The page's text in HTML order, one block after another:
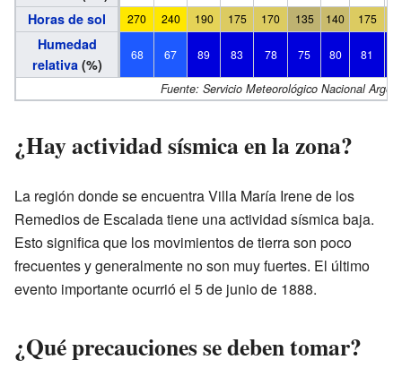
Horas de sol 270 240 190 175 170 135 140 175
Humedad
relativa (%)
68 67 89 83 78 75 80 81
Fuente: Servicio Meteorológico Nacional
¿Hay actividad sísmica en la zona?
La región donde se encuentra Villa María Irene de los
Remedios de Escalada tiene una actividad sísmica baja.
Esto significa que los movimientos de tierra son poco
frecuentes y generalmente no son muy fuertes. El último
evento importante ocurrió el 5 de junio de 1888.
¿Qué precauciones se deben tomar?